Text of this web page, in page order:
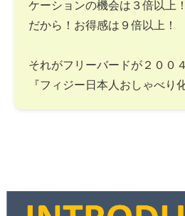
ケーションの機会は３倍以上！
だから！お得感は９倍以上！
それがフリーバードが２００
『フィジー日本人おしゃべり